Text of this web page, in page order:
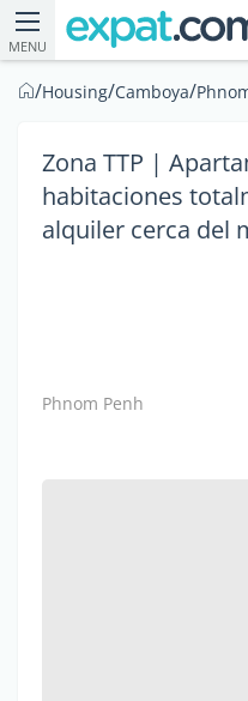
MENU
/Housing/Camboya/
Zona TTP |
habitaciones
alquiler cerca del
Phnom Penh